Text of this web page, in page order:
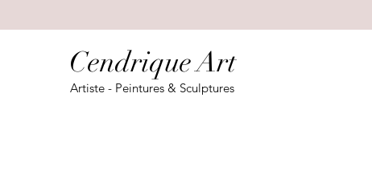
Cendrique Art
Artiste - Peintures & Sculptures